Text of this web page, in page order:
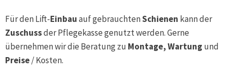
Für den Lift-Einbauauf gebrauchtenSchienen kann der
Zuschussder Pflegekasse genutzt werden. Gerne
übernehmen wir die Beratung zu Montage, Wartung und
Preise/ Kosten.